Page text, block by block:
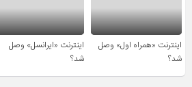
اینترنت «همراه اول» وصل
شد؟
اینترنت «ایرانسل» وصل
شد؟